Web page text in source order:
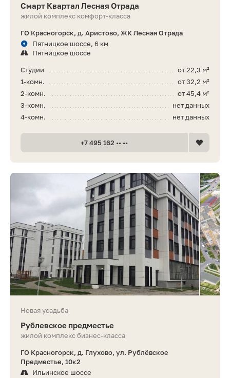
Смарт Квартал Лесная Отрада
жилой комплекс комфорт-класса
ГО Красногорск, д. Аристово, ЖК Лесная Отрада
Пятницкое шоссе, 6 км
Пятницкое шоссе
от 22,3 м²
Студии
от 32,2 м²
1-комн.
от 45,4 м²
2-комн.
нет данных
3-комн.
нет данных
4-комн.
+7 495 162 •• ••
Новая усадьба
Рублевское предместье
жилой комплекс бизнес-класса
ГО Красногорск, д. Глухово, ул. Рублёвское
Предместье, 10к2
Ильинское шоссе